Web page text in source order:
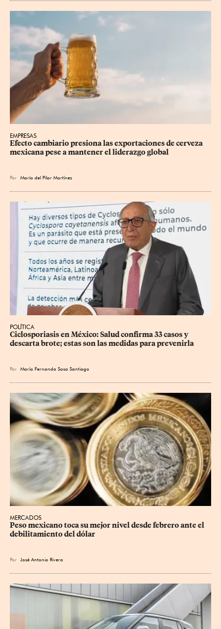
EMPRESAS
Efecto cambiario presiona las exportaciones de cerveza
mexicana pese a mantener el liderazgo global
Por María del Pilar Martínez
POLÍTICA
Ciclosporiasis en México: Salud confirma 33 casos y
descarta brote; estas son las medidas para prevenirla
Por María Fernanda Sosa Santiago
MERCADOS
Peso mexicano toca su mejor nivel desde febrero ante el
debilitamiento del dólar
Por José Antonio Rivera